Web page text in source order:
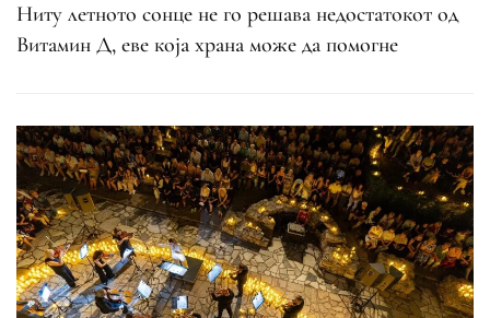
Ниту летното сонце не го решава недостатокот од
Витамин Д, еве која храна може да помогне